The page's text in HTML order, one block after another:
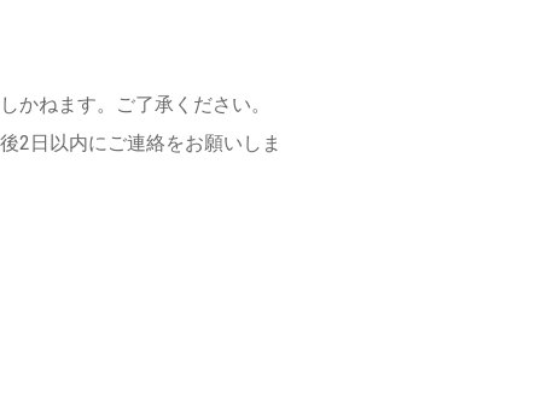
かねます。ご了承ください。
2日以内にご連絡をお願いしま